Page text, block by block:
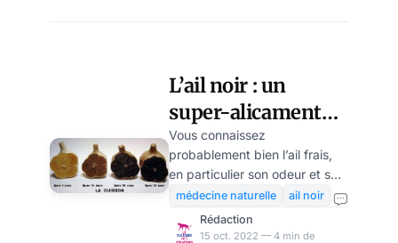
L’ail noir : un
super-alicament
au succès
phénoménal
mondial
Vous connaissez
probablement bien l’ail frais,
en particulier son odeur et son
goût prononcés. Mais avez-
vous déjà entendu parler de
l’ail noir ? Utilisé depuis
médecine naturelle
ail noir
Rédaction
15 oct. 2022 — 4 min de